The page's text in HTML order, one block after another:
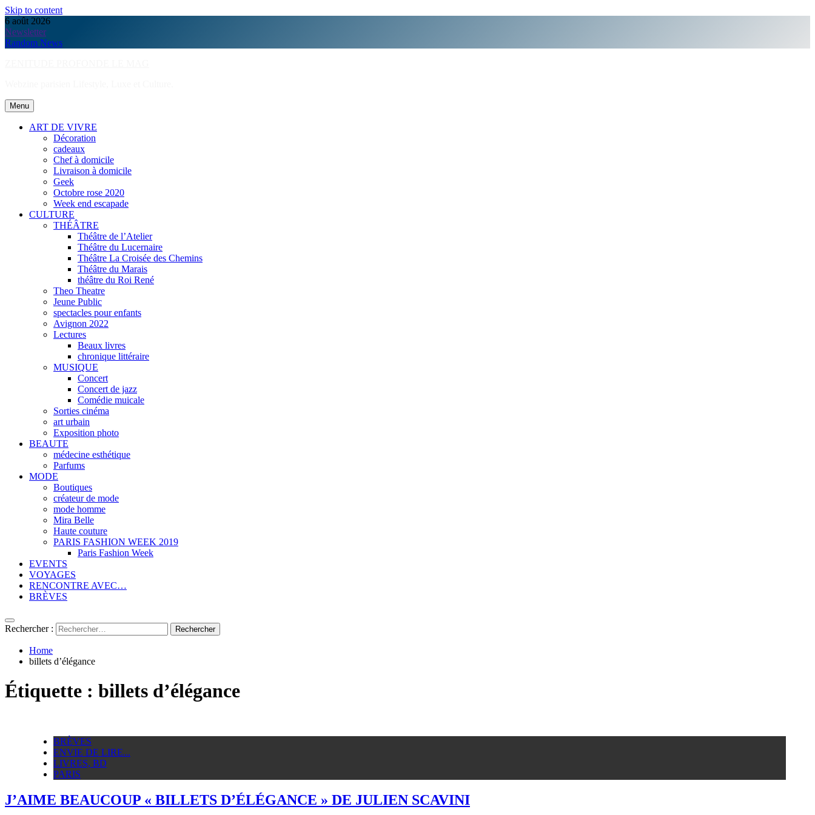
Skip to content
6 août 2026
Newsletter
Random News
Menu
ART DE VIVRE
Décoration
cadeaux
Chef à domicile
Livraison à domicile
Geek
Octobre rose 2020
Week end escapade
CULTURE
THÉÂTRE
Théâtre de l’Atelier
Théâtre du Lucernaire
Théâtre La Croisée des Chemins
Théâtre du Marais
théâtre du Roi René
Theo Theatre
Jeune Public
spectacles pour enfants
Avignon 2022
Lectures
Beaux livres
chronique littéraire
MUSIQUE
Concert
Concert de jazz
Comédie muicale
Sorties cinéma
art urbain
Exposition photo
BEAUTE
médecine esthétique
Parfums
MODE
Boutiques
créateur de mode
mode homme
Mira Belle
Haute couture
PARIS FASHION WEEK 2019
Paris Fashion Week
EVENTS
VOYAGES
RENCONTRE AVEC…
BRÈVES
Rechercher :
Home
billets d’élégance
Étiquette : billets d’élégance
BRÈVES
ENVIE DE LIRE...
LIVRES, BD
PARIS
J’AIME BEAUCOUP « BILLETS D’ÉLÉGANCE » DE JULIEN SCAVINI